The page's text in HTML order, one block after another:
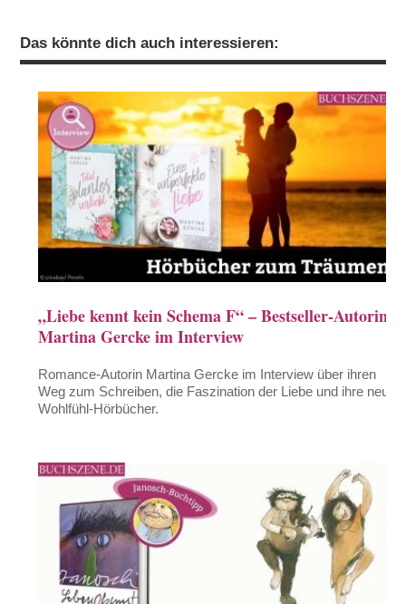
Das könnte dich auch interessieren:
„Liebe kennt kein Schema F“ – Bestseller-Autorin
Martina Gercke im Interview
Romance-Autorin Martina Gercke im Interview über ihren
Weg zum Schreiben, die Faszination der Liebe und ihre neuen
Wohlfühl-Hörbücher.